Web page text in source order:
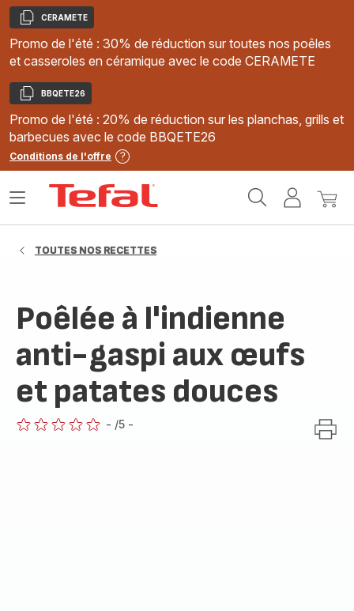
Copier
CERAMETE
Promo de l'été : 30% de réduction sur toutes nos poêles
et casseroles en céramique avec le code CERAMETE
Copier
BBQETE26
Promo de l'été : 20% de réduction sur les planchas, grills et
barbecues avec le code BBQETE26
Conditions de l'offre
MonMon
Ouvrir
TOUTES NOS RECETTES
Poêlée à l'indienne
anti-gaspi aux œufs
et patates douces
- /5 -